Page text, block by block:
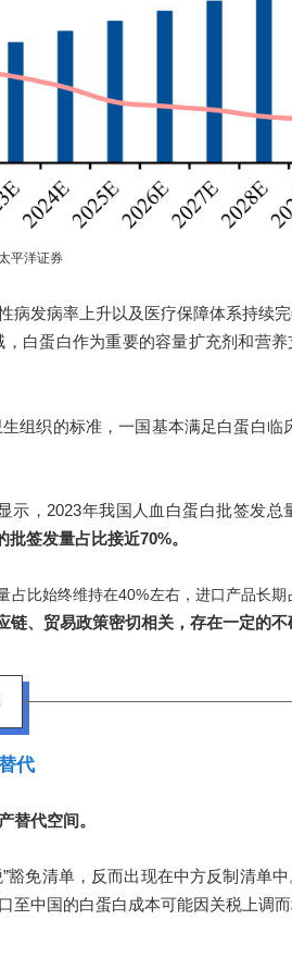
平洋证券
病发病率上升以及医疗保障体系持续
白蛋白作为重要的容量扩充剂和营
组织的标准，一国基本满足白蛋白临
，2023年我国人血白蛋白批签发总
签发量占比接近70%。
比始终维持在40%左右，进口产品长期
链、贸易政策密切相关，存在一定的不
代
替代空间。
免清单，反而出现在中方反制清单
至中国的白蛋白成本可能因关税上调